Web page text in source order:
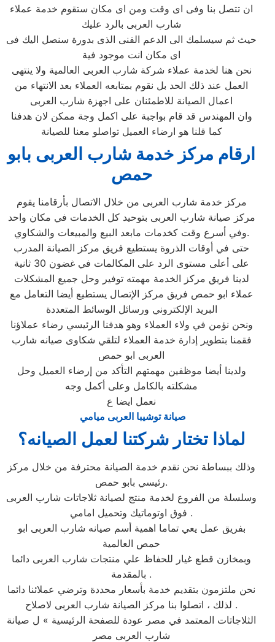
ان تتصل بنا وفى اى وقت ومن اى مكان ستقوم خدمة عملاء
شارب العربى بالرد عليك
حيث ثم سيسلمك الى الدعم الفنى الذى بدورة سنصل اليك فى
اى مكان انت موجود فية
نحن هنا لخدمة عملاء شركة شارب العربى العالمية ولا ينتهى
العمل عند ذلك الحد بل نقوم بمتابعه العملاء بعد الانتهاء من
اعمال الصيانة للاطمئنان على اجهزة شارب العربى
وان المهندس قد قام بواجبة على اكمل وجة ممكن لان هدفنا
كما قلنا هو ارضاء العميل تواصلو معنا للصيانة
ارقام مركز خدمة شارب العربى بابو
حمص
مركز خدمة شارب العربى من خلال الاتصال بأرقامنا يقوم
مركز صيانة شارب العربى بتوحيد كل الخدمات في مكان واحد
وفي أسرع وقت كخدمات مابعد البيع والمبيعات والشكاوي.
حتى في أوقات الذروة يستطيع فريق مركز الصيانة المدرب
على أعلى مستوى الرد على المكالمات في غضون 30 ثانية
لدينا فريق مركز الخدمة مهمته توفير وحل جميع المشكلات
عملاء ابو حمص فريق مركز الإتصال يستطيع أيضا التعامل مع
البريد الإلكتروني ورسائل الوسائط المتعددة
ونحن نؤمن في ولاء العملاء وهو هدفنا الرئيسي رضاء عملاؤنا
فقمنا بتطوير إدارة خدمة العملاء لتلقي شكاوى صيانه شارب
العربى ابو حمص
ولدينا أيضا موظفين مهمتهم التأكد من إرضاء العميل وحل
مشكلته بالكامل وعلى أكمل وجه
نعمل ايضا ع
صيانة توشيبا العربى ميامي
لماذا تختار شركتنا لعمل الصيانه؟
وذلك ببساطة نحن نقدم خدمة الصيانة محترفة من خلال مركز
رئيسي بابو حمص.
وسلسلة من الفروع لخدمة منتج لصيانة ثلاجاتات شارب العربى
فوق اوتوماتيك وتحميل امامي .
بفريق عمل يعي تماما اهمية أسم صيانه شارب العربى ابو
حمص العالمية
وبمخازن قطع غيار للحفاظ علي منتجات شارب العربى دائما
بالمقدمة .
نحن ملتزمون بتقديم خدمة بأسعار محددة وترضي عملائنا دائما
. لذلك ، اتصلوا بنا مركز الصيانة شارب العربى لاصلاح
الثلاجاتات المعتمد في مصر عودة للصفحة الرئيسية » ل صيانة
شارب العربى مصر